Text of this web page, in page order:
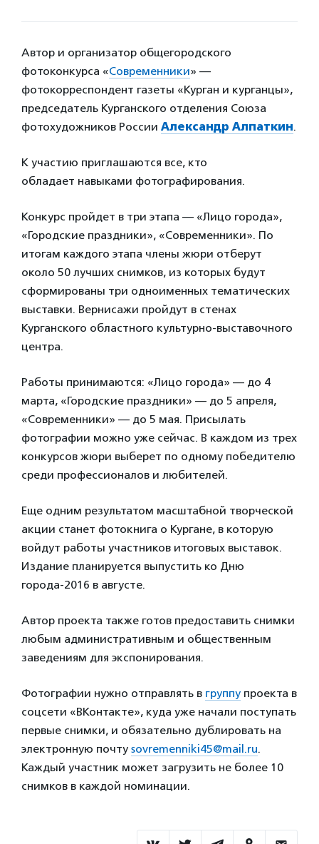
Автор и организатор общегородского
фотоконкурса «Современники» —
фотокорреспондент газеты «Курган и курганцы»,
председатель Курганского отделения Союза
фотохудожников России Александр Алпаткин.
К участию приглашаются все, кто
обладает навыками фотографирования.
Конкурс пройдет в три этапа — «Лицо города»,
«Городские праздники», «Современники». По
итогам каждого этапа члены жюри отберут
около 50 лучших снимков, из которых будут
сформированы три одноименных тематических
выставки. Вернисажи пройдут в стенах
Курганского областного культурно-выставочного
центра.
Работы принимаются: «Лицо города» — до 4
марта, «Городские праздники» — до 5 апреля,
«Современники» — до 5 мая. Присылать
фотографии можно уже сейчас. В каждом из трех
конкурсов жюри выберет по одному победителю
среди профессионалов и любителей.
Еще одним результатом масштабной творческой
акции станет фотокнига о Кургане, в которую
войдут работы участников итоговых выставок.
Издание планируется выпустить ко Дню
города-2016 в августе.
Автор проекта также готов предоставить снимки
любым административным и общественным
заведениям для экспонирования.
Фотографии нужно отправлять в группу проекта в
соцсети «ВКонтакте», куда уже начали поступать
первые снимки, и обязательно дублировать на
электронную почту sovremenniki45@mail.ru.
Каждый участник может загрузить не более 10
снимков в каждой номинации.